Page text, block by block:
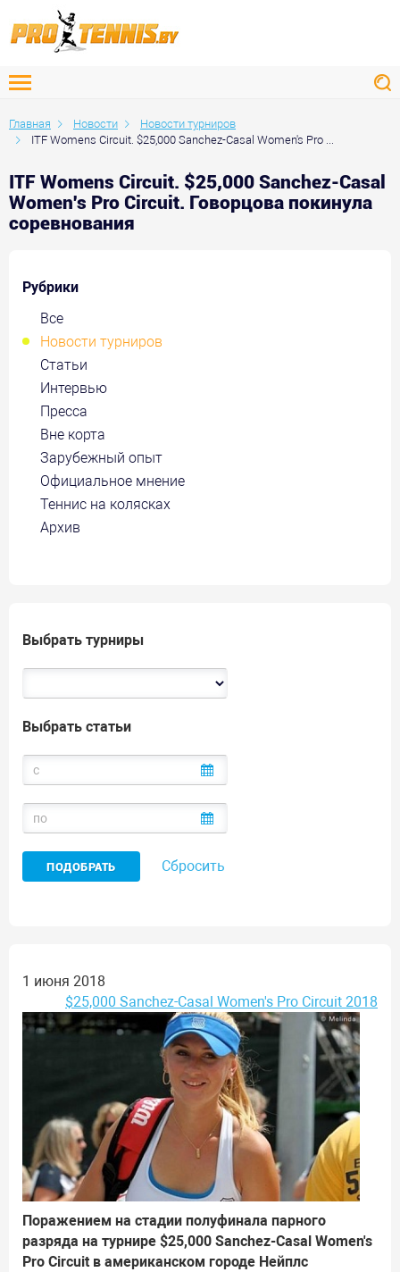
Главная Новости
Новости турниров
ITF Womens Circuit. $25,000 Sanchez-Casal Women's Pro ...
ITF Womens Circuit. $25,000 Sanchez-Casal
Women's Pro Circuit. Говорцова покинула
соревнования
Рубрики
Все
Новости турниров
Статьи
Интервью
Пресса
Вне корта
Зарубежный опыт
Официальное мнение
Теннис на колясках
Архив
Выбрать турниры
Выбрать статьи
Сбросить
1 июня 2018
$25,000 Sanchez-Casal Women's Pro Circuit 2018
Поражением на стадии полуфинала парного
разряда на турнире $25,000 Sanchez-Casal Women's
Pro Circuit в американском городе Нейплс